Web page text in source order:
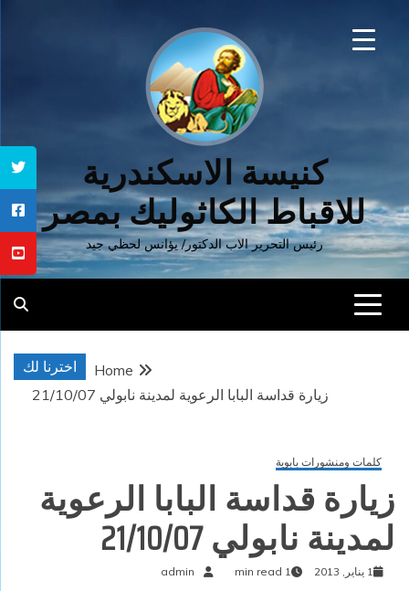
كنيسة الاسكندرية
للاقباط الكاثوليك بمصر
رئيس التحرير الاب الدكتور/ يؤانس لحظي جيد
اخترنا لك
Home
زيارة قداسة البابا الرعوية لمدينة نابولي 21/10/07
كلمات ومنشورات بابوية
زيارة قداسة البابا الرعوية
لمدينة نابولي 21/10/07
1 يناير, 2013 1 min read
admin